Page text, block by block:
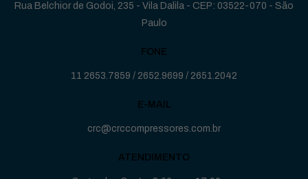
Rua Belchior de Godoi, 235 - Vila Dalila - CEP: 03522-070 - São
Paulo
FONE
11 2653.7859 / 2652.9699 / 2651.2042
E-MAIL
crc@crccompressores.com.br
ATENDIMENTO